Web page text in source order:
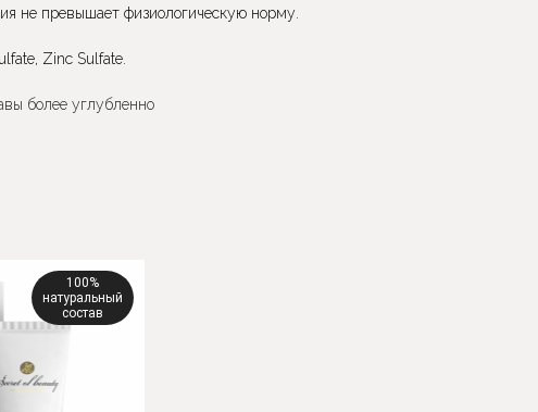
не превышает физиологическую норму.
Zinc Sulfate.
более углубленно
100%
натуральный
состав